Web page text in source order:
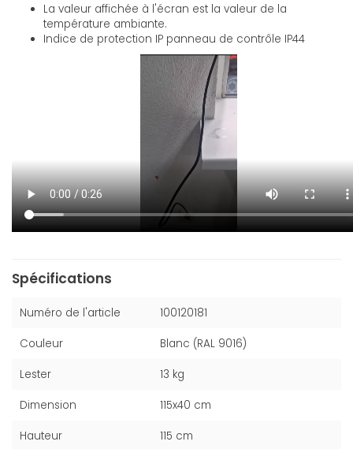
La valeur affichée à l'écran est la valeur de la
température ambiante.
Indice de protection IP panneau de contrôle IP44
Spécifications
Numéro de l'article 100120181
Couleur Blanc (RAL 9016)
Lester 13 kg
Dimension 115x40 cm
Hauteur 115 cm